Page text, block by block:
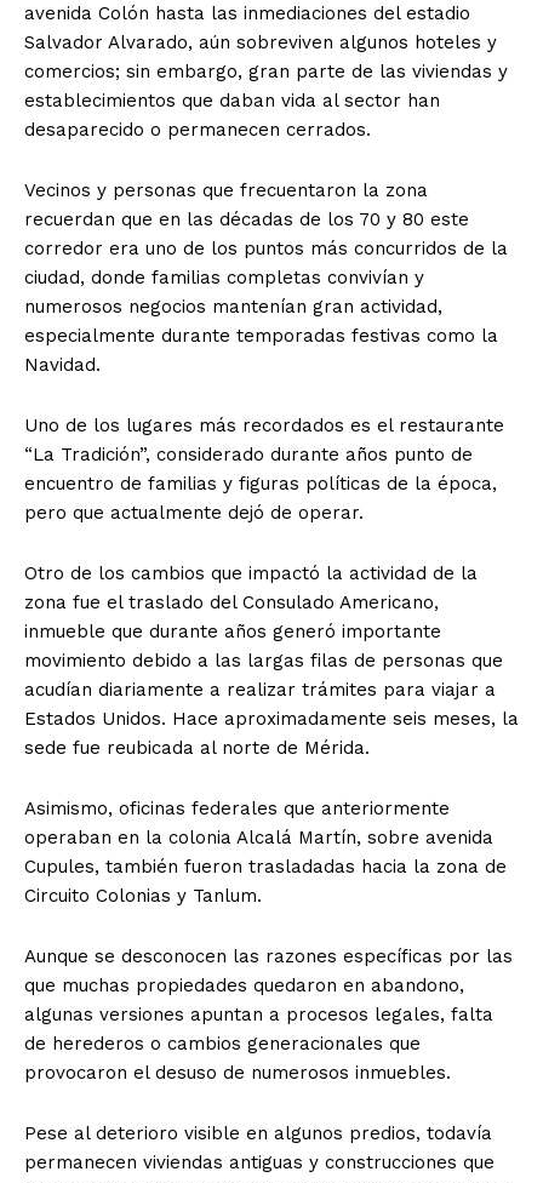
avenida Colón hasta las inmediaciones del estadio
Salvador Alvarado, aún sobreviven algunos hoteles y
comercios; sin embargo, gran parte de las viviendas y
establecimientos que daban vida al sector han
desaparecido o permanecen cerrados.
Vecinos y personas que frecuentaron la zona
recuerdan que en las décadas de los 70 y 80 este
corredor era uno de los puntos más concurridos de la
ciudad, donde familias completas convivían y
numerosos negocios mantenían gran actividad,
especialmente durante temporadas festivas como la
Navidad.
Uno de los lugares más recordados es el restaurante
“La Tradición”, considerado durante años punto de
encuentro de familias y figuras políticas de la época,
pero que actualmente dejó de operar.
Otro de los cambios que impactó la actividad de la
zona fue el traslado del Consulado Americano,
inmueble que durante años generó importante
movimiento debido a las largas filas de personas que
acudían diariamente a realizar trámites para viajar a
Estados Unidos. Hace aproximadamente seis meses, la
sede fue reubicada al norte de Mérida.
Asimismo, oficinas federales que anteriormente
operaban en la colonia Alcalá Martín, sobre avenida
Cupules, también fueron trasladadas hacia la zona de
Circuito Colonias y Tanlum.
Aunque se desconocen las razones específicas por las
que muchas propiedades quedaron en abandono,
algunas versiones apuntan a procesos legales, falta
de herederos o cambios generacionales que
provocaron el desuso de numerosos inmuebles.
Pese al deterioro visible en algunos predios, todavía
permanecen viviendas antiguas y construcciones que